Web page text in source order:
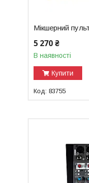
Мікшерний
5 270 ₴
В наявності
Купити
83755